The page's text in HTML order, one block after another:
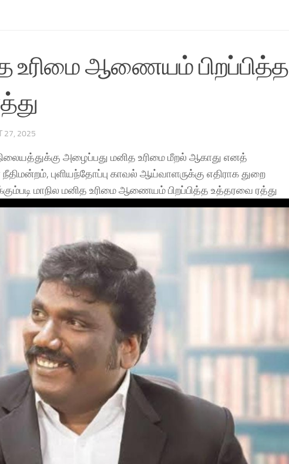
உரிமை ஆணையம் பிறப்பித்த
27, 2025
அழைப்பது மனித உரிமை மீறல் ஆகாது எனத்
புளியந்தோப்பு காவல் ஆய்வாளருக்கு எதிராக துறை
மாநில மனித உரிமை ஆணையம் பிறப்பித்த உத்தரவை ரத்து